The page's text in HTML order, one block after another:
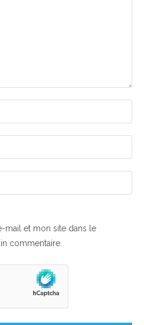
mail et mon site dans le
commentaire.